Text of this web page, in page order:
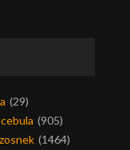
(29)
cebula (905)
(1464)